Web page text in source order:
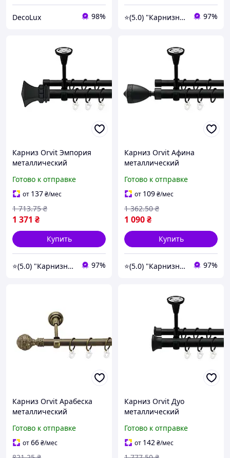
DecoLux 98% ⭐️(5.0) "Карнизный Гуру" интернет-магазин карнизов, штор, гардин и жалюзи 97%
Карниз Orvit Эмпория
металлический
потолку гладкая труба
кольцо металлическое
Черный Бархат 25\19 мм
240 см
Готово к отправке
от 137₴/мес
1 371 ₴
1 713.75 ₴
Купить
⭐️(5.0) "Карнизный Гуру" интернет-магазин карнизов, штор, гардин и жалюзи 97%
Карниз Orvit Афина
металлический
потолку гладкая труба
кольцо металлическое
Черный Бархат 25\19 мм
160 см
Готово к отправке
от 109₴/мес
1 090₴
1 362.50 ₴
Купить
⭐️(5.0) "Карнизный Гуру" интернет-магазин карнизов, штор, гардин и жалюзи 97%
Карниз Orvit Арабеска
металлический
рифленая труба кольцо
металлическое Антик 19
мм 200 см (00-00017206)
Готово к отправке
от66₴/мес
Карниз Orvit Дуо
металлический
потолку гладкая труба
кольцо металлическое
Черный Бархат 25\19 мм
Готово к отправке
от 142₴/мес